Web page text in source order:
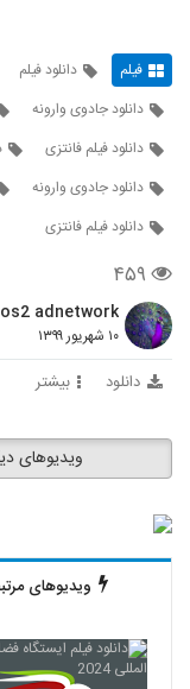
فیلم دانلود فیلم
دانلود جادوی وارونه
دانلود فیلم فانتزی
دانلود جادوی وارونه
دانلود فیلم فانتزی
۴۵۹
adnetwork
۱۰ شهریور ۱۳۹۹
دانلود بیشتر
ویدیوهای
ویدیوهای